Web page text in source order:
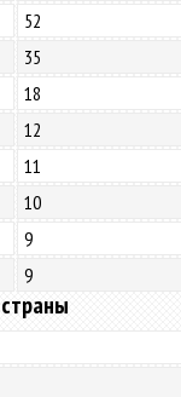
52
35
18
12
11
10
9
9